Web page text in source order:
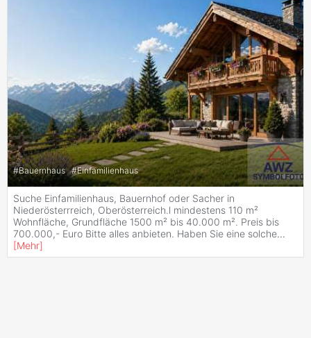
#Bauernhaus #Einfamilienhaus
Suche Einfamilienhaus, Bauernhof oder Sacher in
Niederösterrreich, Oberösterreich.l mindestens 110 m²
Wohnfläche, Grundfläche 1500 m² bis 40.000 m². Preis bis
700.000,- Euro Bitte alles anbieten. Haben Sie eine solche...
[Mehr]